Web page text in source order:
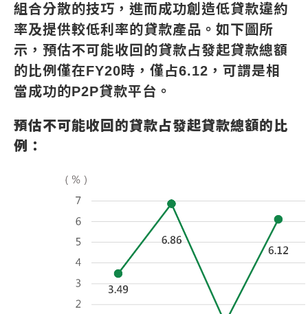
組合分散的技巧，進而成功創造低貸款違約
率及提供較低利率的貸款產品。如下圖所
示，預估不可能收回的貸款占發起貸款總額
的比例僅在FY20時，僅占6.12，可謂是相
當成功的P2P貸款平台。
預估不可能收回的貸款占發起貸款總額的比
例：